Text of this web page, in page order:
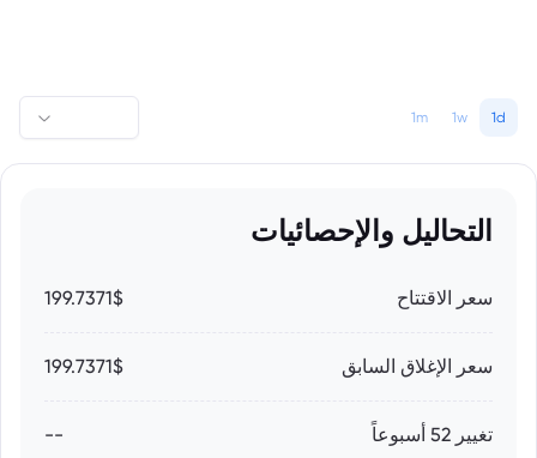
1d
1w
1m
التحاليل والإحصائيات
سعر الاقتتاح 199.7371$
سعر الإغلاق السابق 199.7371$
تغيير 52 أسبوعاً --